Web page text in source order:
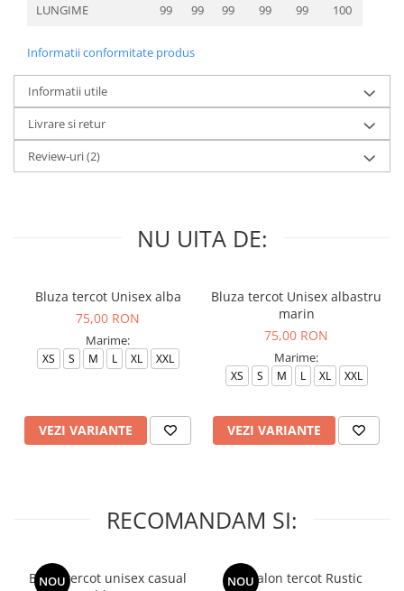
LUNGIME
99 99 99 99 99 100
Informatii conformitate produs
Informatii utile
Livrare si retur
Review-uri(2)
NU UITA DE:
Bluza tercot Unisex alba
75,00 RON
Marime:
XS S M L XL XXL
VEZI VARIANTE
Bluza tercot Unisex albastru
marin
75,00 RON
Marime:
XS S M L XL XXL
VEZI VARIANTE
RECOMANDAM SI:
NOU
Bluza tercot unisex casual
NOU
Pantalon tercot Rustic